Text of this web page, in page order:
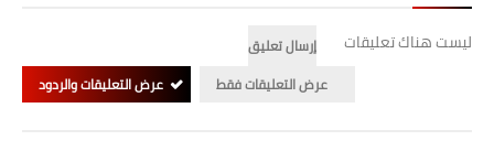
الطقس
ليست هناك تعليقات
إرسال تعليق
عرض التعليقات فقط
عرض التعليقات والردود